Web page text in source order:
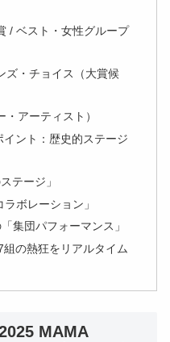
/ ベスト・女性グループ
ズ・チョイス（大賞候
アーティスト）
ント：歴史的ステージ
テージ」
ボレーション」
集団パフォーマンス」
の熱狂をリアルタイム
MAMA